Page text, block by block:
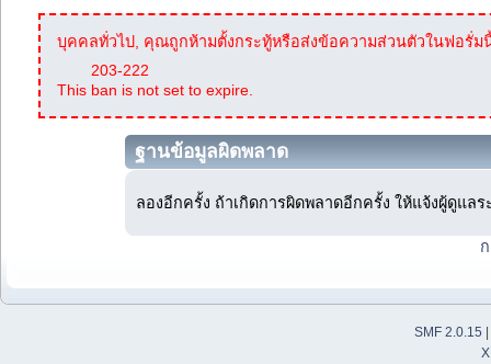
บุคคลทั่วไป, คุณถูกห้ามตั้งกระทู้หรือส่งข้อความส่วนตัวในฟอรั่ม
203-222
This ban is not set to expire.
ฐานข้อมูลผิดพลาด
ลองอีกครั้ง ถ้าเกิดการผิดพลาดอีกครั้ง ให้แจ้งผู้ดูแลร
SMF 2.0.15